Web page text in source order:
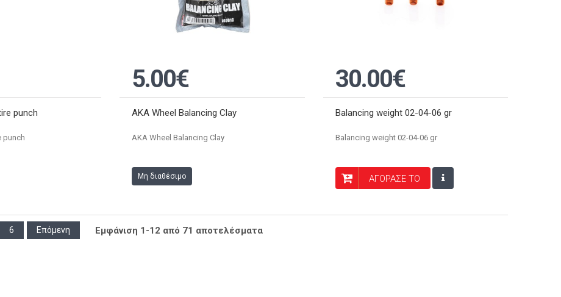
punch
punch
5.00€
AKA Wheel Balancing Clay
AKA Wheel Balancing Clay
Μη διαθέσιμο
30.00€
Balancing weight 02-04-06 gr
Balancing weight 02-04-06 gr
ΑΓΟΡΑΣΕ ΤΟ
6 Επόμενη Εμφάνιση 1-12 από 71 αποτελέσματα